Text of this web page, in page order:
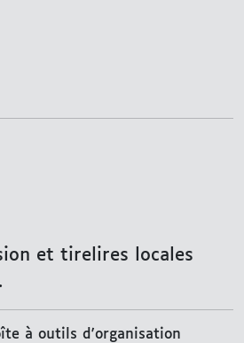
et tirelires locales
à outils d'organisation